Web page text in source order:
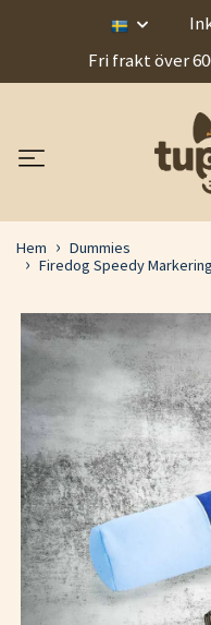
Fri frakt över
Hem
Dummies
Firedog Speedy